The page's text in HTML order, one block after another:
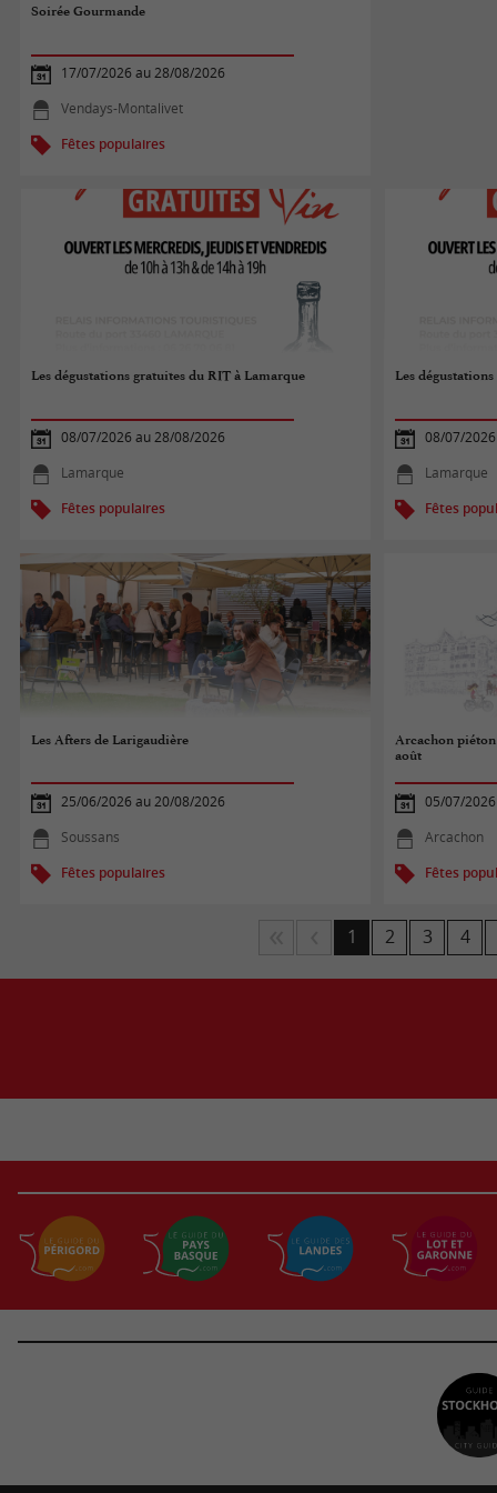
Soirée Gourmande
17/07/2026 au 28/08/2026
Vendays-Montalivet
Fêtes populaires
Les dégustations gratuites du RIT à Lamarque
08/07/2026 au 28/08/2026
Lamarque
Fêtes populaires
Les
08/07/
Lamarque
Fêtes
Les Afters de Larigaudière
25/06/2026 au 20/08/2026
Soussans
Fêtes populaires
Arcachon
août
05/07/
Arcachon
Fêtes
1 2 3 4